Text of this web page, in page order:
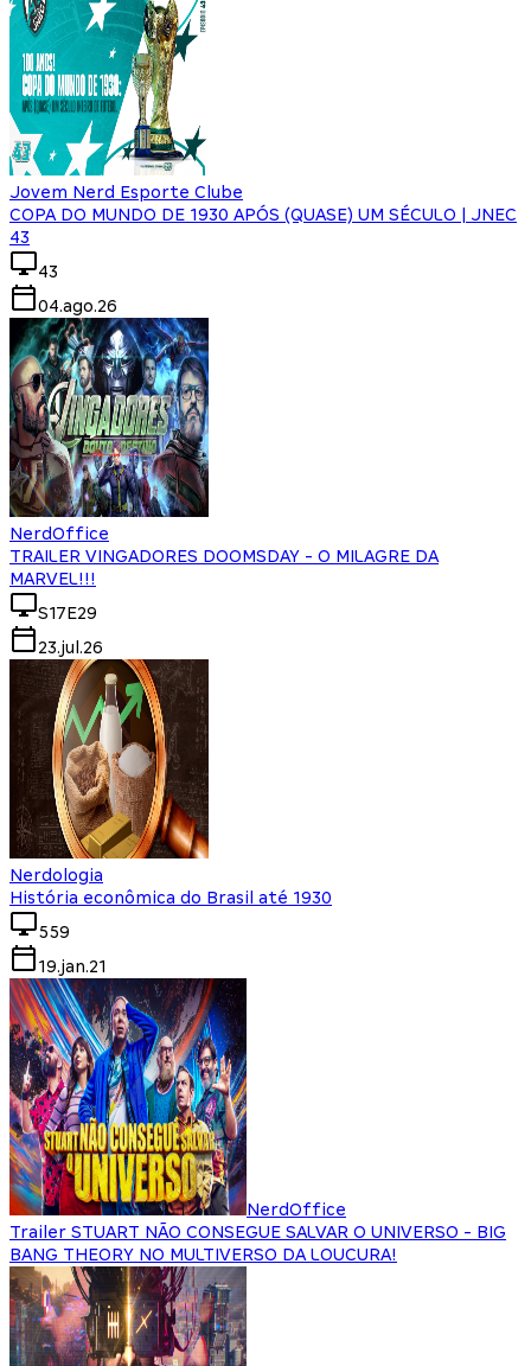
Jovem Nerd Esporte Clube
COPA DO MUNDO DE 1930 APÓS (QUASE) UM SÉCULO | JNEC
43
43
04.ago.26
NerdOffice
TRAILER VINGADORES DOOMSDAY - O MILAGRE DA
MARVEL!!!
S17E29
23.jul.26
Nerdologia
História econômica do Brasil até 1930
559
19.jan.21
NerdOffice
Trailer STUART NÃO CONSEGUE SALVAR O UNIVERSO - BIG
BANG THEORY NO MULTIVERSO DA LOUCURA!